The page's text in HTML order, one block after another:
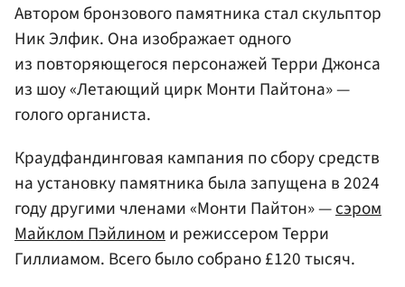
Автором бронзового памятника стал скульптор
Ник Элфик. Она изображает одного
из повторяющегося персонажей Терри Джонса
из шоу «Летающий цирк Монти Пайтона» —
голого органиста.
Краудфандинговая кампания по сбору средств
на установку памятника была запущена в 2024
году другими членами «Монти Пайтон» —сэром
Майклом Пэйлином и режиссером Терри
Гиллиамом. Всего было собрано £120 тысяч.